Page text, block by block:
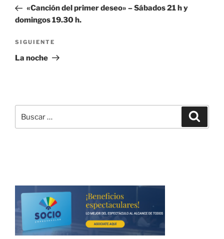
entradas
anterior:
«Canción del primer deseo» – Sábados 21 h y
domingos 19.30 h.
Siguiente
entrada
SIGUIENTE
La noche
por: